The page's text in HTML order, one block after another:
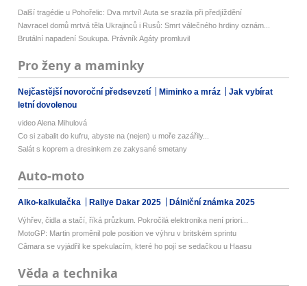
Další tragédie u Pohořelic: Dva mrtví! Auta se srazila při předjíždění
Navracel domů mrtvá těla Ukrajinců i Rusů: Smrt válečného hrdiny oznám...
Brutální napadení Soukupa. Právník Agáty promluvil
Pro ženy a maminky
Nejčastější novoroční předsevzetí Miminko a mráz
Jak vybírat
letní dovolenou
video Alena Mihulová
Co si zabalit do kufru, abyste na (nejen) u moře zazářily...
Salát s koprem a dresinkem ze zakysané smetany
Auto-moto
Alko-kalkulačka Rallye Dakar 2025 Dálniční známka 2025
Výhřev, čidla a stačí, říká průzkum. Pokročilá elektronika není priori...
MotoGP: Martin proměnil pole position ve výhru v britském sprintu
Câmara se vyjádřil ke spekulacím, které ho pojí se sedačkou u Haasu
Věda a technika